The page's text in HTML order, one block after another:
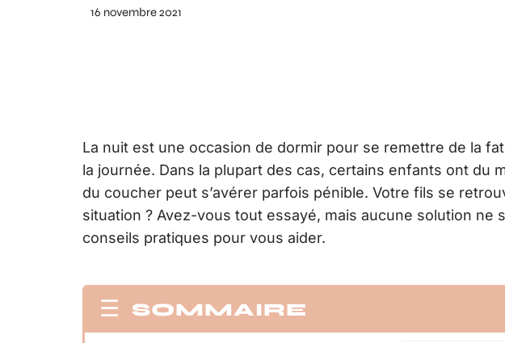
16 novembre 2021
La nuit est une occasion de dormir pour se remettre de la
la journée. Dans la plupart des cas, certains enfants ont du
du coucher peut s’avérer parfois pénible. Votre fils se
situation ? Avez-vous tout essayé, mais aucune solution ne
conseils pratiques pour vous aider.
SOMMAIRE